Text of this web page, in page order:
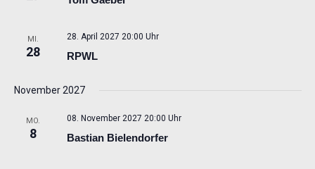
MI.
28 RPWL
28. April 2027 20:00 Uhr
November 2027
MO.
8 Bastian Bielendorfer
08. November 2027 20:00 Uhr